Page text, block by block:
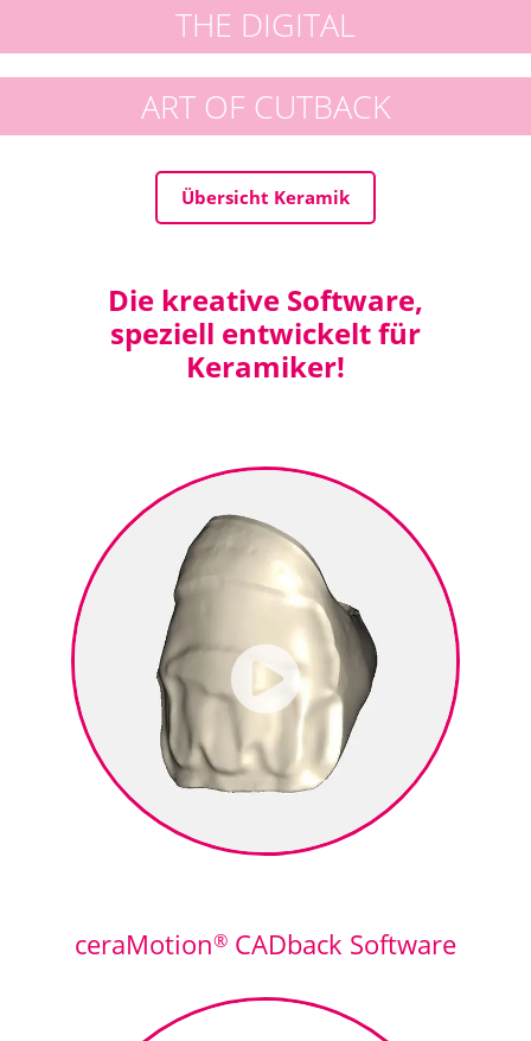
THE DIGITAL
ART OF CUTBACK
Übersicht Keramik
Die kreative Software,
speziell entwickelt für
Keramiker!
ceraMotion® CADback Software